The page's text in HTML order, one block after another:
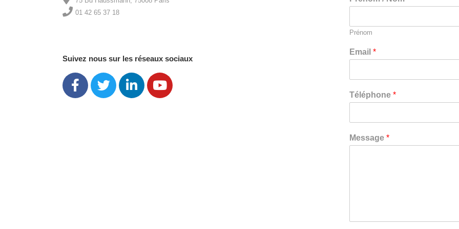
01 42 65 37 18
Suivez nous sur les réseaux sociaux
Prénom
Email *
Téléphone *
Message *